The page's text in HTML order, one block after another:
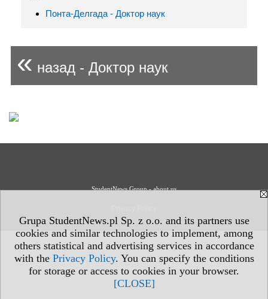
Grupa StudentNews.pl Sp. z o.o. and its partners use
cookies and similar technologies to implement, among
others statistical and advertising services in accordance
with the Privacy Policy. You can specify the conditions
for storage or access to cookies in your browser.
[CLOSE]
Понта-Делгада - Доктор наук
« назад - Доктор наук
StudentNews Group - about us